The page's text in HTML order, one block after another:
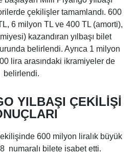
çekilişler tamamlandı. 600
6 milyon TL ve 400 TL (amorti),
kazandıran yılbaşı bilet
belirlendi. Ayrıca 1 milyon
lira arasındaki ikramiyeler de
belirlendi.
YILBAŞI ÇEKİLİŞİ
600 milyon liralık büyük
numaralı bilete isabet etti.